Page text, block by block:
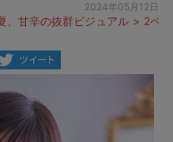
2024年05月12日
、甘辛の抜群ビジュアル 2ペ